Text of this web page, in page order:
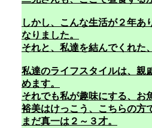
しかし、こんな生活が２年あ
なりました。
それと、私達を結んでくれた
私達のライフスタイルは、親
めます。
それでも私が趣味にする、お
裕美はけっこう、こちらの方
まだ真一は２～３才。